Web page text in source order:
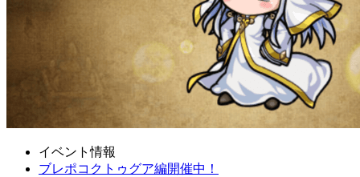
イベント情報
ブレポコクトゥグア編開催中！